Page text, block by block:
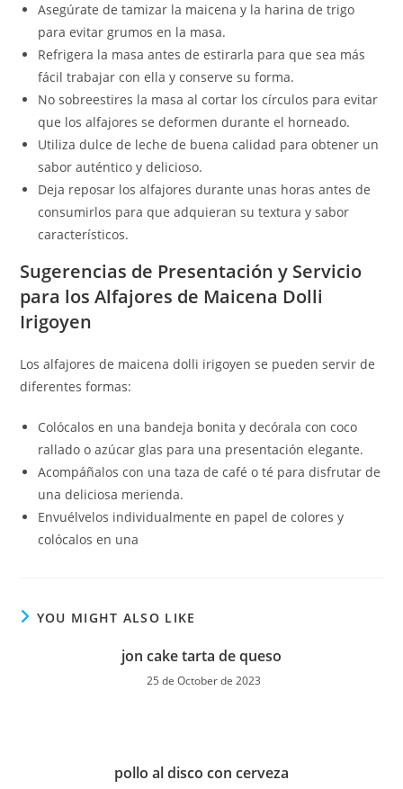
Asegúrate de tamizar la maicena y la harina de trigo
para evitar grumos en la masa.
Refrigera la masa antes de estirarla para que sea más
fácil trabajar con ella y conserve su forma.
No sobreestires la masa al cortar los círculos para evitar
que los alfajores se deformen durante el horneado.
Utiliza dulce de leche de buena calidad para obtener un
sabor auténtico y delicioso.
Deja reposar los alfajores durante unas horas antes de
consumirlos para que adquieran su textura y sabor
característicos.
Sugerencias de Presentación y Servicio
para los Alfajores de Maicena Dolli
Irigoyen
Los alfajores de maicena dolli irigoyen se pueden servir de
diferentes formas:
Colócalos en una bandeja bonita y decórala con coco
rallado o azúcar glas para una presentación elegante.
Acompáñalos con una taza de café o té para disfrutar de
una deliciosa merienda.
Envuélvelos individualmente en papel de colores y
colócalos en una
YOU MIGHT ALSO LIKE
jon cake tarta de queso
25 de October de 2023
pollo al disco con cerveza